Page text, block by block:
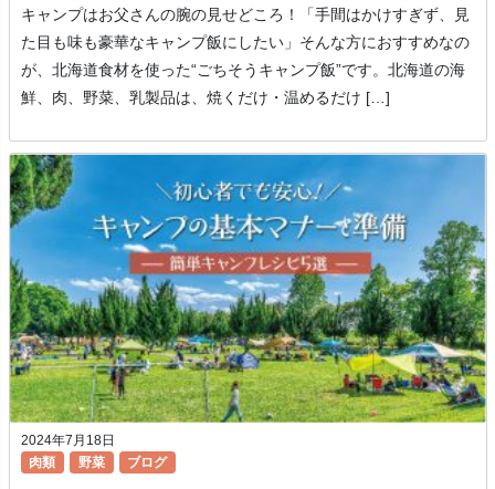
キャンプはお父さんの腕の見せどころ！「手間はかけすぎず、見
た目も味も豪華なキャンプ飯にしたい」そんな方におすすめなの
が、北海道食材を使った“ごちそうキャンプ飯”です。北海道の海
鮮、肉、野菜、乳製品は、焼くだけ・温めるだけ […]
2024年7月18日
肉類
野菜 ブログ